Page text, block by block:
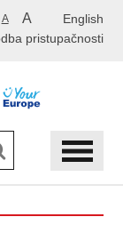
English
A A
pristupačnosti